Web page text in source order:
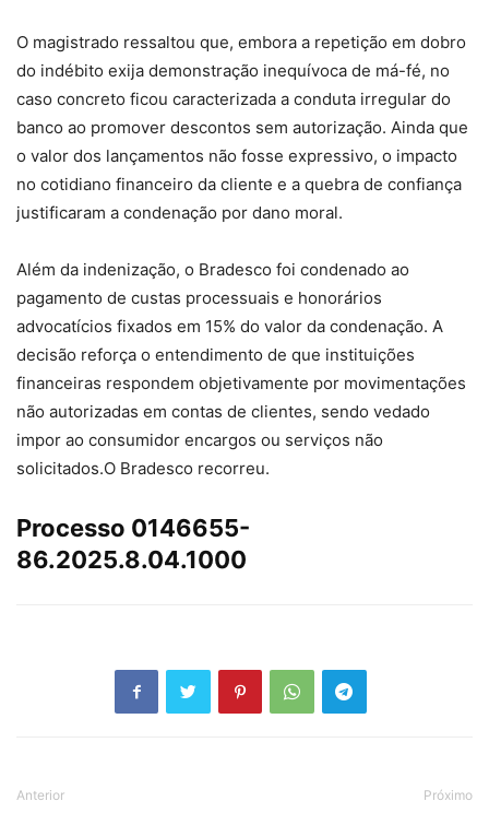
O magistrado ressaltou que, embora a repetição em dobro
do indébito exija demonstração inequívoca de má-fé, no
caso concreto ficou caracterizada a conduta irregular do
banco ao promover descontos sem autorização. Ainda que
o valor dos lançamentos não fosse expressivo, o impacto
no cotidiano financeiro da cliente e a quebra de confiança
justificaram a condenação por dano moral.
Além da indenização, o Bradesco foi condenado ao
pagamento de custas processuais e honorários
advocatícios fixados em 15% do valor da condenação. A
decisão reforça o entendimento de que instituições
financeiras respondem objetivamente por movimentações
não autorizadas em contas de clientes, sendo vedado
impor ao consumidor encargos ou serviços não
solicitados.O Bradesco recorreu.
Processo 0146655-
86.2025.8.04.1000
Anterior Próximo